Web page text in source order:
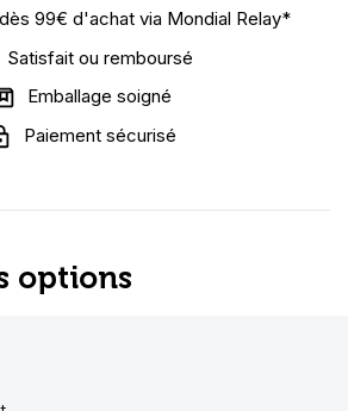
99€ d'achat via Mondial Relay*
Satisfait ou remboursé
Emballage soigné
Paiement sécurisé
options